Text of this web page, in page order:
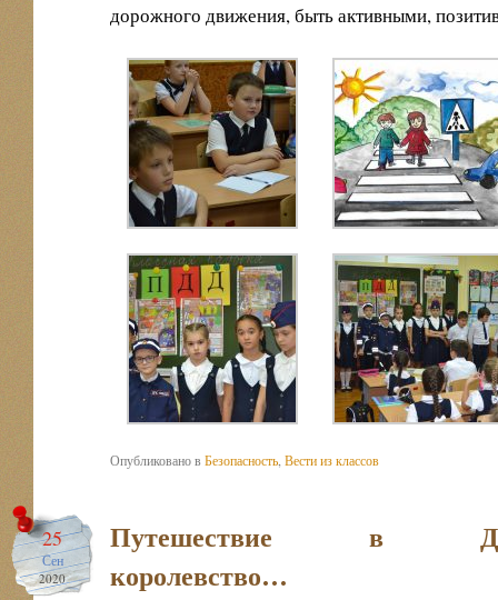
дорожного движения, быть активными,
Опубликовано вБезопасность Вести из классов
25
Сен
2020
Путешествие в
королевство…